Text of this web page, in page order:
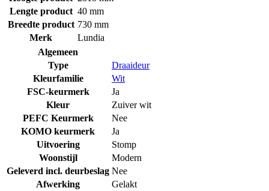
Lengte product 40 mm
Breedte product 730 mm
Merk
Lundia
Algemeen
Type
Draaideur
Kleurfamilie
Wit
FSC-keurmerk
Ja
Kleur
Zuiver wit
PEFC Keurmerk
Nee
KOMO keurmerk
Ja
Uitvoering
Stomp
Woonstijl
Modern
Geleverd incl. deurbeslag Nee
Afwerking
Gelakt